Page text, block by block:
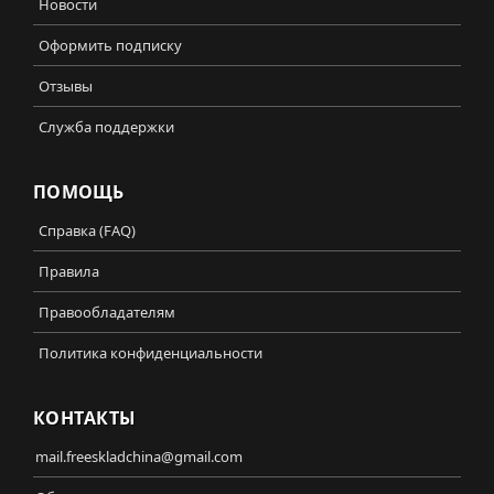
Новости
Оформить подписку
Отзывы
Служба поддержки
ПОМОЩЬ
Справка (FAQ)
Правила
Правообладателям
Политика конфиденциальности
КОНТАКТЫ
mail.freeskladchina@gmail.com